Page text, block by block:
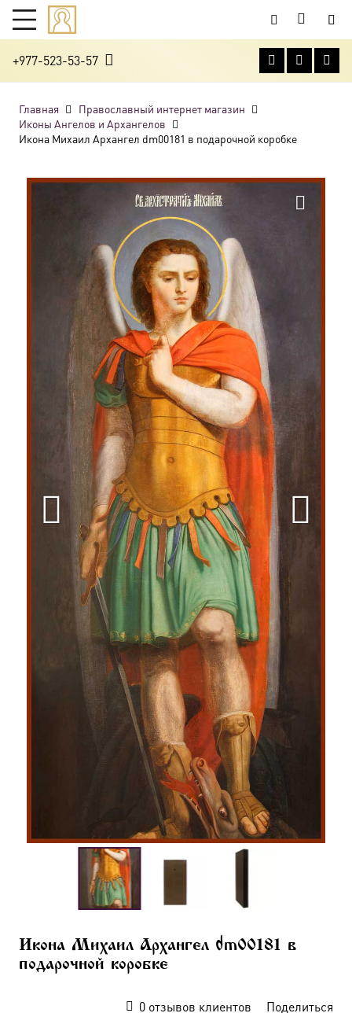
+977-523-53-57
Главная
Православный интернет магазин
Иконы Ангелов и Архангелов
Икона Михаил Архангел dm00181 в подарочной коробке
Икона Михаил Архангел dm00181 в
подарочной коробке
0отзывов клиентов Поделиться